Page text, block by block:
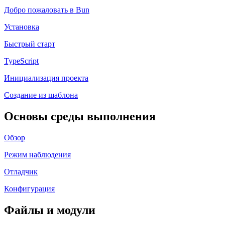
Добро пожаловать в Bun
Установка
Быстрый старт
TypeScript
Инициализация проекта
Создание из шаблона
Основы среды выполнения
Обзор
Режим наблюдения
Отладчик
Конфигурация
Файлы и модули